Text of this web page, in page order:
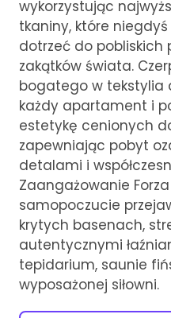
wykorzystując
tkaniny, które
dotrzeć do pobliskich
zakątków świata.
bogatego w tekstylia
każdy apartament i
estetykę cenionych
zapewniając pobyt
detalami i
Zaangażowanie
samopoczucie
krytych basenach,
autentycznymi
tepidarium, saunie
wyposażonej siłowni.